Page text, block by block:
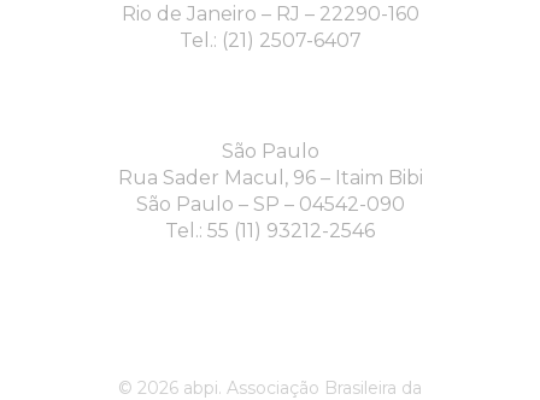
Rio de Janeiro – RJ – 22290-160
Tel.: (21) 2507-6407
São Paulo
Rua Sader Macul, 96 – Itaim Bibi
São Paulo – SP – 04542-090
Tel.: 55 (11) 93212-2546
© 2026 abpi. Associação Brasileira da